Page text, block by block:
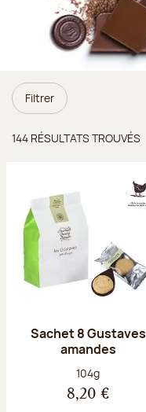
Filtrer
144 RÉSULTATS TROUVÉS
Sachet 8 Gustaves
amandes
Poids net :
104g
8,20 €